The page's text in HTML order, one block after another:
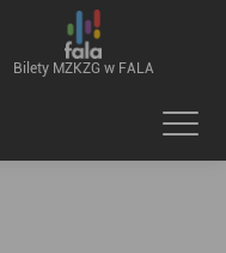
Bilety MZKZG w FALA